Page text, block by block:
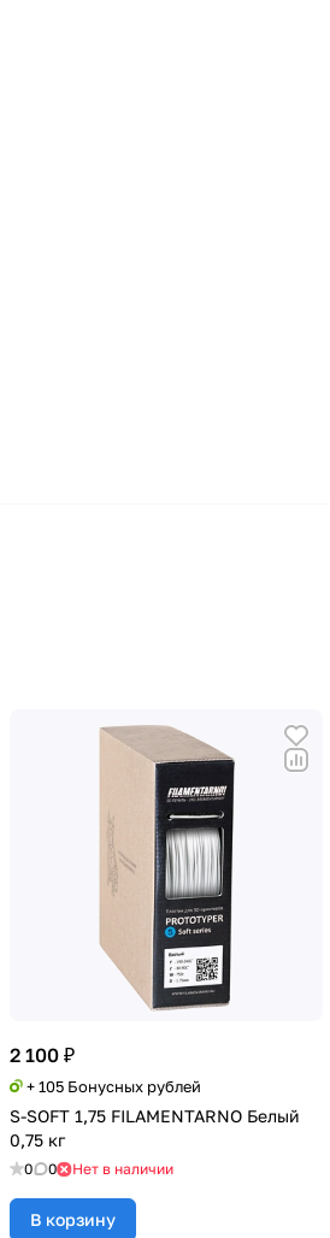
2 100 ₽
+ 105 Бонусных рублей
S-SOFT 1,75 FILAMENTARNO Белый
0,75 кг
0 0 Нет в наличии
В корзину